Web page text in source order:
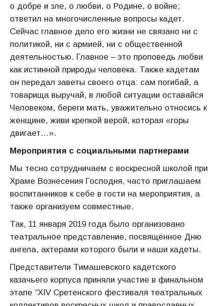
о добре и зле, о любви, о Родине, о войне;
ответил на многочисленные вопросы кадет.
Сейчас главное дело его жизни не связано ни с
политикой, ни с армией, ни с общественной
деятельностью. Главное – это проповедь любви
как истинной природы человека. Также кадетам
он передал заветы своего отца: сам погибай, а
товарища выручай, в любой ситуации оставайся
Человеком, береги мать, уважительно относись к
женщине, живи крепкой верой, которая «горы
двигает…».
Мероприятия с социальными партнерами
Мы тесно сотрудничаем с воскресной школой при
Храме Вознесения Господня, часто приглашаем
воспитанников к себе в гости на мероприятия, а
также организуем совместные.
Так, 11 января 2019 года было организовано
театральное представление, посвящённое Дню
ангела, актерами которого были и наши кадеты.
Представители Тимашевского кадетского
казачьего корпуса приняли участие в финальном
этапе “XIV Сретенского фестиваля театральных